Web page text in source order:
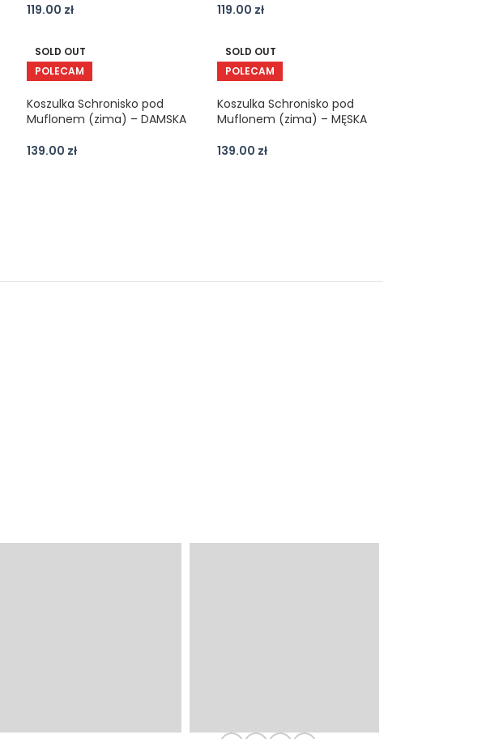
119.00 zł
119.00 zł
SOLD OUT
POLECAM
Koszulka Schronisko pod
Muflonem (zima) – DAMSKA
139.00 zł
SOLD OUT
POLECAM
Koszulka Schronisko pod
Muflonem (zima) – MĘSKA
139.00 zł